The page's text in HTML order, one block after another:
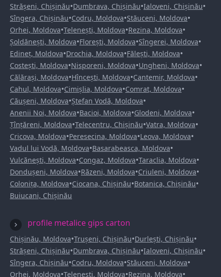
Strășeni, Chișinău•Dumbrava, Chișinău•Ialoveni, Chișinău•
Sîngera, Chișinău•Codru, Moldova•Stăuceni, Moldova•
Orhei, Moldova•Telenești, Moldova•Rezina, Moldova•
Șoldănești, Moldova•Florești, Moldova•Sîngerei, Moldova•
Edineț, Moldova•Drochia, Moldova•Fălești, Moldova•
Costești, Moldova•Nisporeni, Moldova•Ungheni, Moldova•
Călărași, Moldova•Hîncești, Moldova•Cantemir, Moldova•
Cahul, Moldova•Cimișlia, Moldova•Comrat, Moldova•
Căușeni, Moldova•Ștefan Vodă, Moldova•
Anenii Noi, Moldova•Bacioi, Moldova•Glodeni, Moldova•
Țînțăreni, Moldova•Telecentru, Chișinău•Vatra, Moldova•
Cricova, Moldova•Peresecina, Moldova•Leova, Moldova•
Vadul lui Vodă, Moldova•Basarabeasca, Moldova•
Vulcănești, Moldova•Congaz, Moldova•Taraclia, Moldova•
Dondușeni, Moldova•Răzeni, Moldova•Criuleni, Moldova•
Colonița, Moldova•Ciocana, Chișinău•Botanica, Chișinău•
Buiucani, Chișinău
profile metalice gips carton
Chișinău, Moldova•Trușeni, Chișinău•Durlești, Chișinău•
Strășeni, Chișinău•Dumbrava, Chișinău•Ialoveni, Chișinău•
Sîngera, Chișinău•Codru, Moldova•Stăuceni, Moldova•
Orhei, Moldova•Telenești, Moldova•Rezina, Moldova•